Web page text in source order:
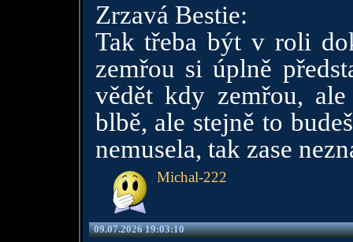
Zrzavá Bestie:
Tak třeba být v roli
zemřou si úplně
vědět kdy zemřou,
blbě, ale stejně to
nemusela, tak zase
Michal-222
09.07.2026 19:03:10